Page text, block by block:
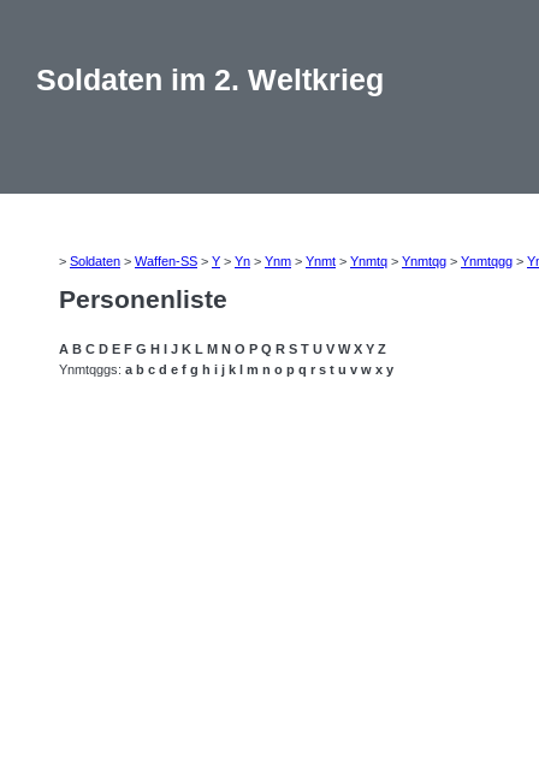
Soldaten im 2. Weltkrieg
> Soldaten > Waffen-SS > Y > Yn > Ynm > Ynmt > Ynmtq > Ynmtqg > Ynmtqgg >
Personenliste
A B C D E F G H I J K L M N O P Q R S T U V W X Y Z
Ynmtqggs: a b c d e f g h i j k l m n o p q r s t u v w x y